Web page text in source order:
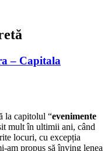
– Capitala
la capitolul “evenimente
mult în ultimii ani, când
locuri, cu excepția
am propus să înving lenea